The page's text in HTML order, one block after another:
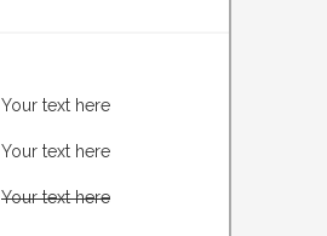
Your text here
Your text here
Your text here